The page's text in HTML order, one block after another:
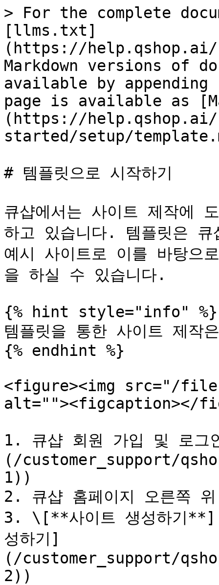
> For the complete
[llms.txt]
(https://
Markdown versions of
available by
page is available as
(https://help.qshop.ai/
started/setup/
# 템플릿으로 시작하기
큐샵에서는 사이트 제작에
하고 있습니다. 템플릿은
예시 사이트로 이를 바탕으
을 하실 수 있습니다.
{% hint style="info" %}
템플릿을 통한 사이트 제작
{% endhint %}
<figure><img src="/files/
alt=""><figcaption></
1. 큐샵 회원 가입 및 로그
(/customer_support/
1))
2. 큐샵 홈페이지 오른쪽
3. \[**사이트 생성하기**]
성하기]
(/customer_support/
2))